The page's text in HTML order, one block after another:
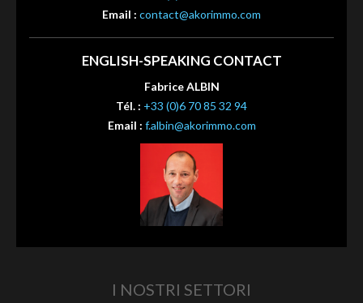
Email : contact@akorimmo.com
ENGLISH-SPEAKING CONTACT
Fabrice ALBIN
Tél. : +33 (0)6 70 85 32 94
Email : f.albin@akorimmo.com
I NOSTRI SETTORI